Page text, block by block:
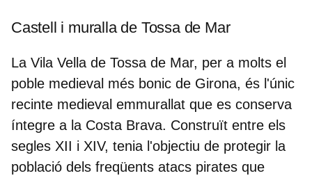
Castell i muralla de Tossa de Mar
La Vila Vella de Tossa de Mar, per a molts el
poble medieval més bonic de Girona, és l'únic
recinte medieval emmurallat que es conserva
íntegre a la Costa Brava. Construït entre els
segles XII i XIV, tenia l'objectiu de protegir la
població dels freqüents atacs pirates que